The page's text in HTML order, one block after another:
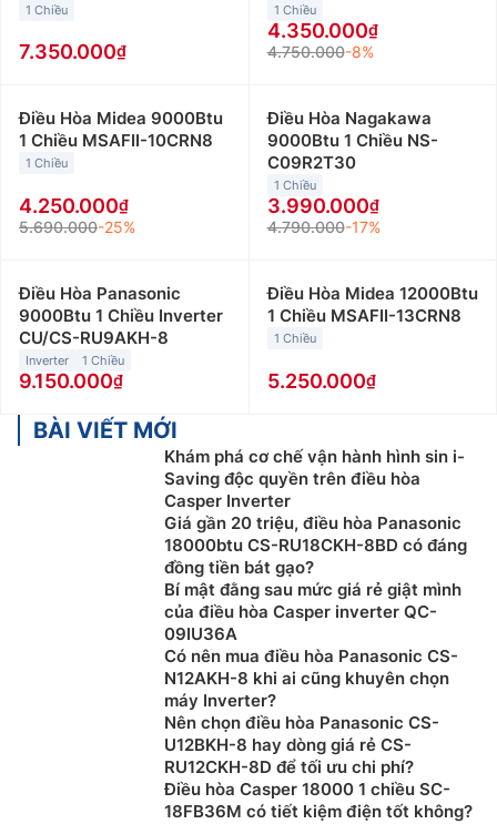
1 Chiều
7.350.000
1 Chiều
4.350.000
4.750.000-8%
Điều Hòa Midea 9000Btu
1 Chiều MSAFII-10CRN8
1 Chiều
4.250.000
5.690.000-25%
Điều Hòa Nagakawa
9000Btu 1 Chiều NS-
C09R2T30
1 Chiều
3.990.000
4.790.000-17%
Điều Hòa Panasonic
9000Btu 1 Chiều Inverter
CU/CS-RU9AKH-8
Inverter 1 Chiều
9.150.000
Điều Hòa Midea 12000Btu
1 Chiều MSAFII-13CRN8
1 Chiều
5.250.000
BÀI VIẾT MỚI
Khám phá cơ chế vận hành hình sin i-
Saving độc quyền trên điều hòa
Casper Inverter
Giá gần 20 triệu, điều hòa Panasonic
18000btu CS-RU18CKH-8BD có đáng
đồng tiền bát gạo?
Bí mật đằng sau mức giá rẻ giật mình
của điều hòa Casper inverter QC-
09IU36A
Có nên mua điều hòa Panasonic CS-
N12AKH-8 khi ai cũng khuyên chọn
máy Inverter?
Nên chọn điều hòa Panasonic CS-
U12BKH-8 hay dòng giá rẻ CS-
RU12CKH-8D để tối ưu chi phí?
Điều hòa Casper 18000 1 chiều SC-
18FB36M có tiết kiệm điện tốt không?